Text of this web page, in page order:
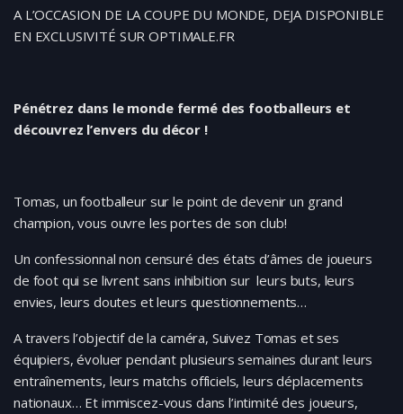
A L’OCCASION DE LA COUPE DU MONDE, DEJA DISPONIBLE
EN EXCLUSIVITÉ SUR OPTIMALE.FR
Pénétrez dans le monde fermé des footballeurs et
découvrez l’envers du décor !
Tomas, un footballeur sur le point de devenir un grand
champion, vous ouvre les portes de son club!
Un confessionnal non censuré des états d’âmes de joueurs
de foot qui se livrent sans inhibition sur leurs buts, leurs
envies, leurs doutes et leurs questionnements…
A travers l’objectif de la caméra, Suivez Tomas et ses
équipiers, évoluer pendant plusieurs semaines durant leurs
entraînements, leurs matchs officiels, leurs déplacements
nationaux… Et immiscez-vous dans l’intimité des joueurs,